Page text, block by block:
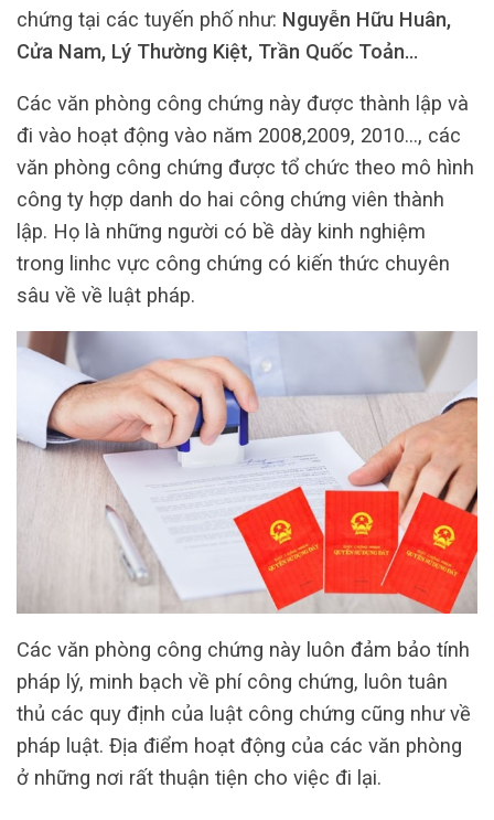
chứng tại các tuyến phố như: Nguyễn Hữu Huân,
Cửa Nam, Lý Thường Kiệt, Trần Quốc Toản…
Các văn phòng công chứng này được thành lập và
đi vào hoạt động vào năm 2008,2009, 2010…, các
văn phòng công chứng được tổ chức theo mô hình
công ty hợp danh do hai công chứng viên thành
lập. Họ là những người có bề dày kinh nghiệm
trong linhc vực công chứng có kiến thức chuyên
sâu về về luật pháp.
Các văn phòng công chứng này luôn đảm bảo tính
pháp lý, minh bạch về phí công chứng, luôn tuân
thủ các quy định của luật công chứng cũng như về
pháp luật. Địa điểm hoạt động của các văn phòng
ở những nơi rất thuận tiện cho việc đi lại.